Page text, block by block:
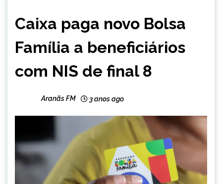
NOTÍCIAS
Caixa paga novo Bolsa
Família a beneficiários
com NIS de final 8
Aranãs FM 3 anos ago